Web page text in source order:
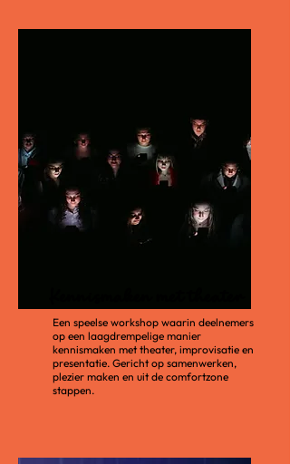
Een speelse workshop waarin deelnemers
op een laagdrempelige manier
kennismaken met theater, improvisatie en
presentatie. Gericht op samenwerken,
plezier maken en uit de comfortzone
stappen.